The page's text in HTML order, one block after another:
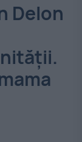
Delon